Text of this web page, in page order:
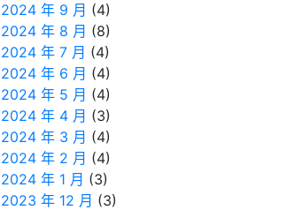
2024 年 9 月 (4)
2024 年 8 月 (8)
2024 年 7 月 (4)
2024 年 6 月 (4)
2024 年 5 月 (4)
2024 年 4 月 (3)
2024 年 3 月 (4)
2024 年 2 月 (4)
2024 年 1 月 (3)
2023 年 12 月 (3)